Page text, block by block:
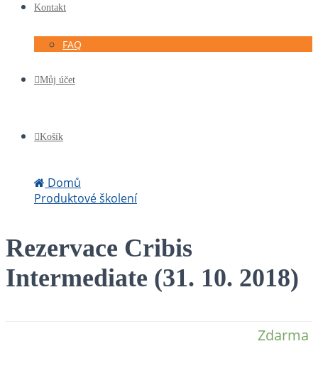
Kontakt
FAQ
Můj účet
Košík
Domů
Produktové školení
Rezervace Cribis
Intermediate (31. 10. 2018)
Zdarma